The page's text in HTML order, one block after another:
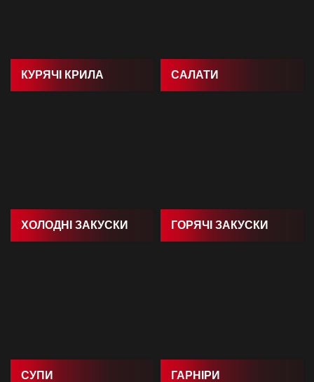
КУРЯЧI КРИЛА САЛАТИ
ХОЛОДНI ЗАКУСКИ ГОРЯЧI ЗАКУСКИ
СУПИ ГАРНIРИ